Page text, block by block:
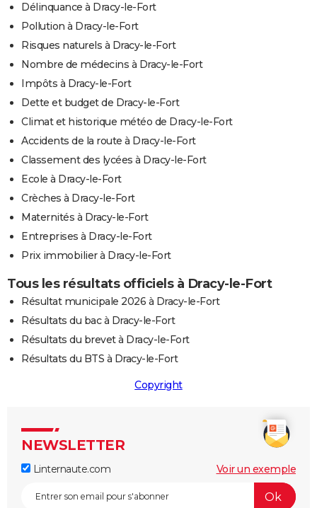
Délinquance à Dracy-le-Fort
Pollution à Dracy-le-Fort
Risques naturels à Dracy-le-Fort
Nombre de médecins à Dracy-le-Fort
Impôts à Dracy-le-Fort
Dette et budget de Dracy-le-Fort
Climat et historique météo de Dracy-le-Fort
Accidents de la route à Dracy-le-Fort
Classement des lycées à Dracy-le-Fort
Ecole à Dracy-le-Fort
Crèches à Dracy-le-Fort
Maternités à Dracy-le-Fort
Entreprises à Dracy-le-Fort
Prix immobilier à Dracy-le-Fort
Tous les résultats officiels à Dracy-le-Fort
Résultat municipale 2026 à Dracy-le-Fort
Résultats du bac à Dracy-le-Fort
Résultats du brevet à Dracy-le-Fort
Résultats du BTS à Dracy-le-Fort
Copyright
NEWSLETTER
Linternaute.com Voir un exemple